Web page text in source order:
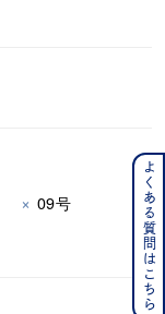
× 09号 よくある質問はこちら